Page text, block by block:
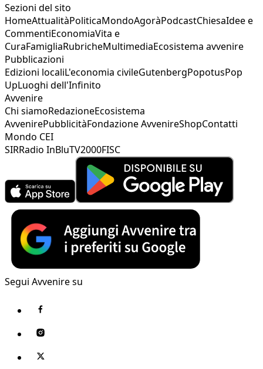
Sezioni del sito
HomeAttualitàPoliticaMondoAgoràPodcastChiesaIdee e
CommentiEconomiaVita e
CuraFamigliaRubricheMultimediaEcosistema avvenire
Pubblicazioni
Edizioni localiL'economia civileGutenbergPopotusPop
UpLuoghi dell'Infinito
Avvenire
Chi siamoRedazioneEcosistema
AvvenirePubblicitàFondazione AvvenireShopContatti
Mondo CEI
SIRRadio InBluTV2000FISC
Segui Avvenire su